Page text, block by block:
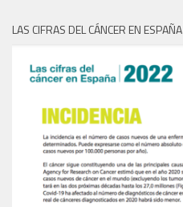
LAS CIFRAS DEL CÁNCER EN ESPAÑA